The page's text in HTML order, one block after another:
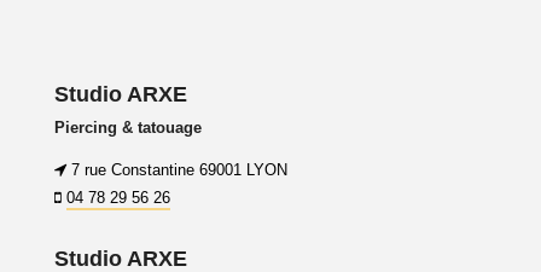
Studio ARXE
Piercing & tatouage
7 rue Constantine 69001 LYON
04 78 29 56 26
Studio ARXE